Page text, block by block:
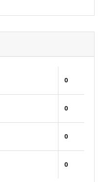
0
0
0
0